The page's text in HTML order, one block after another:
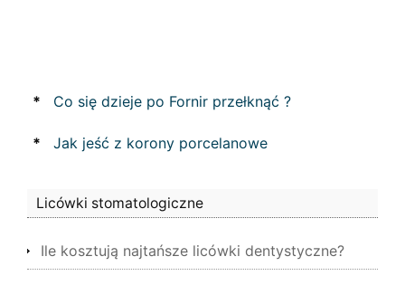
* Co się dzieje po Fornir przełknąć ?
* Jak jeść z korony porcelanowe
Licówki stomatologiczne
Ile kosztują najtańsze licówki dentystyczne?